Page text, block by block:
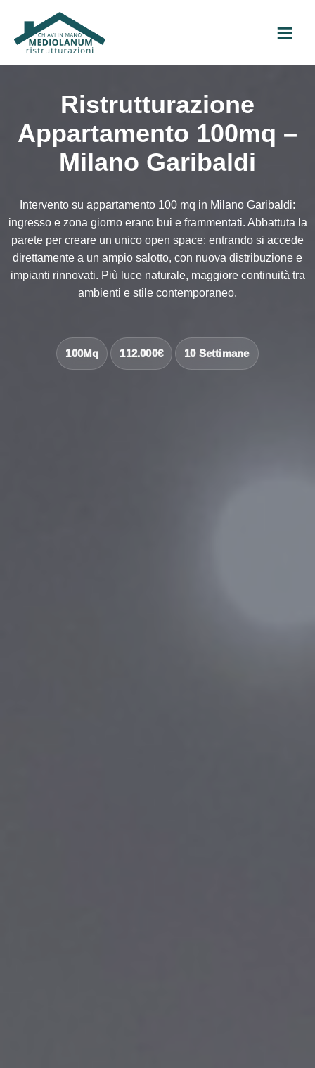
contenuto
Ristrutturazione
Appartamento 100mq –
Milano Garibaldi
Intervento su appartamento 100 mq in Milano Garibaldi:
ingresso e zona giorno erano bui e frammentati. Abbattuta la
parete per creare un unico open space: entrando si accede
direttamente a un ampio salotto, con nuova distribuzione e
impianti rinnovati. Più luce naturale, maggiore continuità tra
ambienti e stile contemporaneo.
100Mq 112.000€ 10 Settimane